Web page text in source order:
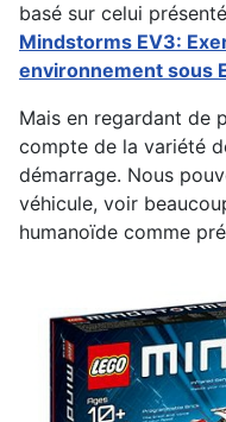
basé sur celui
Mindstorms EV3:
environnement sous
Mais en regardant de
compte de la variété
démarrage. Nous
véhicule, voir
humanoïde comme